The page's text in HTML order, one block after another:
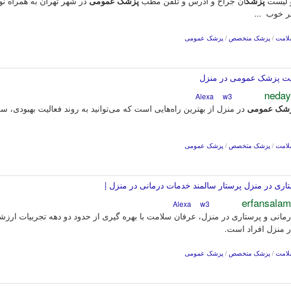
خوب ...
/ پزشک متخصص / پزشک عمومی
پزشک عمومی در منزل
w3
عمومی در منزل از بهترین راه‌هایی است که می‌توانید به روند فعالیت
/ پزشک متخصص / پزشک عمومی
در منزل پرستار سالمند خدمات درمانی در منزل |
w3
و پرستاری در منزل، عرفان سلامت با بهره گیری از حدود دو دهه تجربیات
منزل افراد است.
/ پزشک متخصص / پزشک عمومی